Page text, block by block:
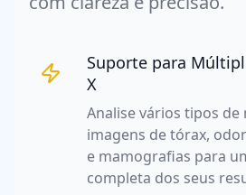
Suporte para
X
Analise vários tipos de
imagens de tórax,
e mamografias para
completa dos seus